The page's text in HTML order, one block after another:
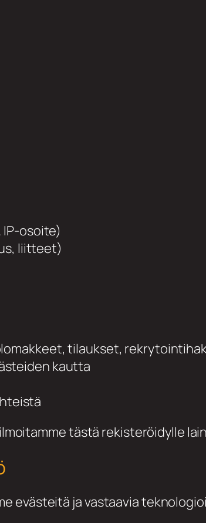
osoite)
liitteet)
tilaukset,
kautta
tästä rekisteröidylle
evästeitä ja vastaavia